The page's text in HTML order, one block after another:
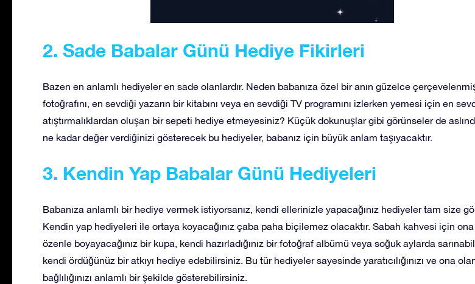
2. Sade Babalar Günü Hediye Fikirleri
Bazen en anlamlı hediyeler en sade olanlardır. Neden babanıza özel bir anın güzelce
fotoğrafını, en sevdiği yazarın bir kitabını veya en sevdiği TV programını izlerken yemesi için en
atıştırmalıklardan oluşan bir sepeti hediye etmeyesiniz? Küçük dokunuşlar gibi görünseler de
ne kadar değer verdiğinizi gösterecek bu hediyeler, babanız için büyük anlam taşıyacaktır.
3. Kendin Yap Babalar Günü Hediyeleri
Babanıza anlamlı bir hediye vermek istiyorsanız, kendi ellerinizle yapacağınız hediyeler tam size
Kendin yap hediyeleri ile ortaya koyacağınız çaba paha biçilemez olacaktır. Sabah kahvesi için ona
özenle boyayacağınız bir kupa, kendi hazırladığınız bir fotoğraf albümü veya soğuk aylarda
kendi ördüğünüz bir atkıyı hediye edebilirsiniz. Bu tür hediyeler sayesinde yaratıcılığınızı ve ona
bağlılığınızı anlamlı bir şekilde gösterebilirsiniz.